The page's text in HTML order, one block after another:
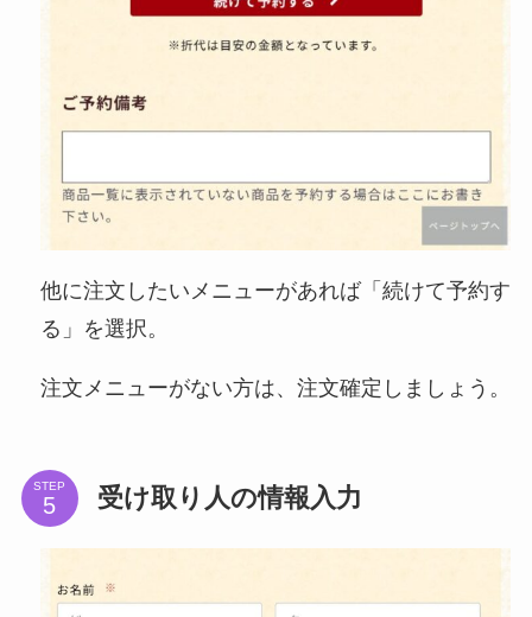
他に注文したいメニューがあれば「続けて予約す
る」を選択。
注文メニューがない方は、注文確定しましょう。
STEP 受け取り人の情報入力